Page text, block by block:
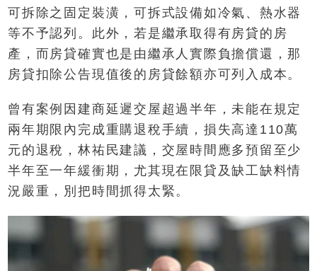
可拆除之固定裝潢，可拆式設備如冷氣、熱水器
等不予認列。此外，若是繼承取得有房貸的房
產，而房貸確實也是由繼承人實際負擔償還，那
房貸扣除公告現值後的房貸餘額亦可列入成本。
曾有案例因建商延遲交屋超過半年，未能在規定
兩年期限內完成重購退稅手續，損失高達110萬
元的退稅，林祐民建議，交屋時間應多預留至少
半年至一年緩衝期，尤其現在限貸及缺工缺料情
況嚴重，別把時間抓得太緊。